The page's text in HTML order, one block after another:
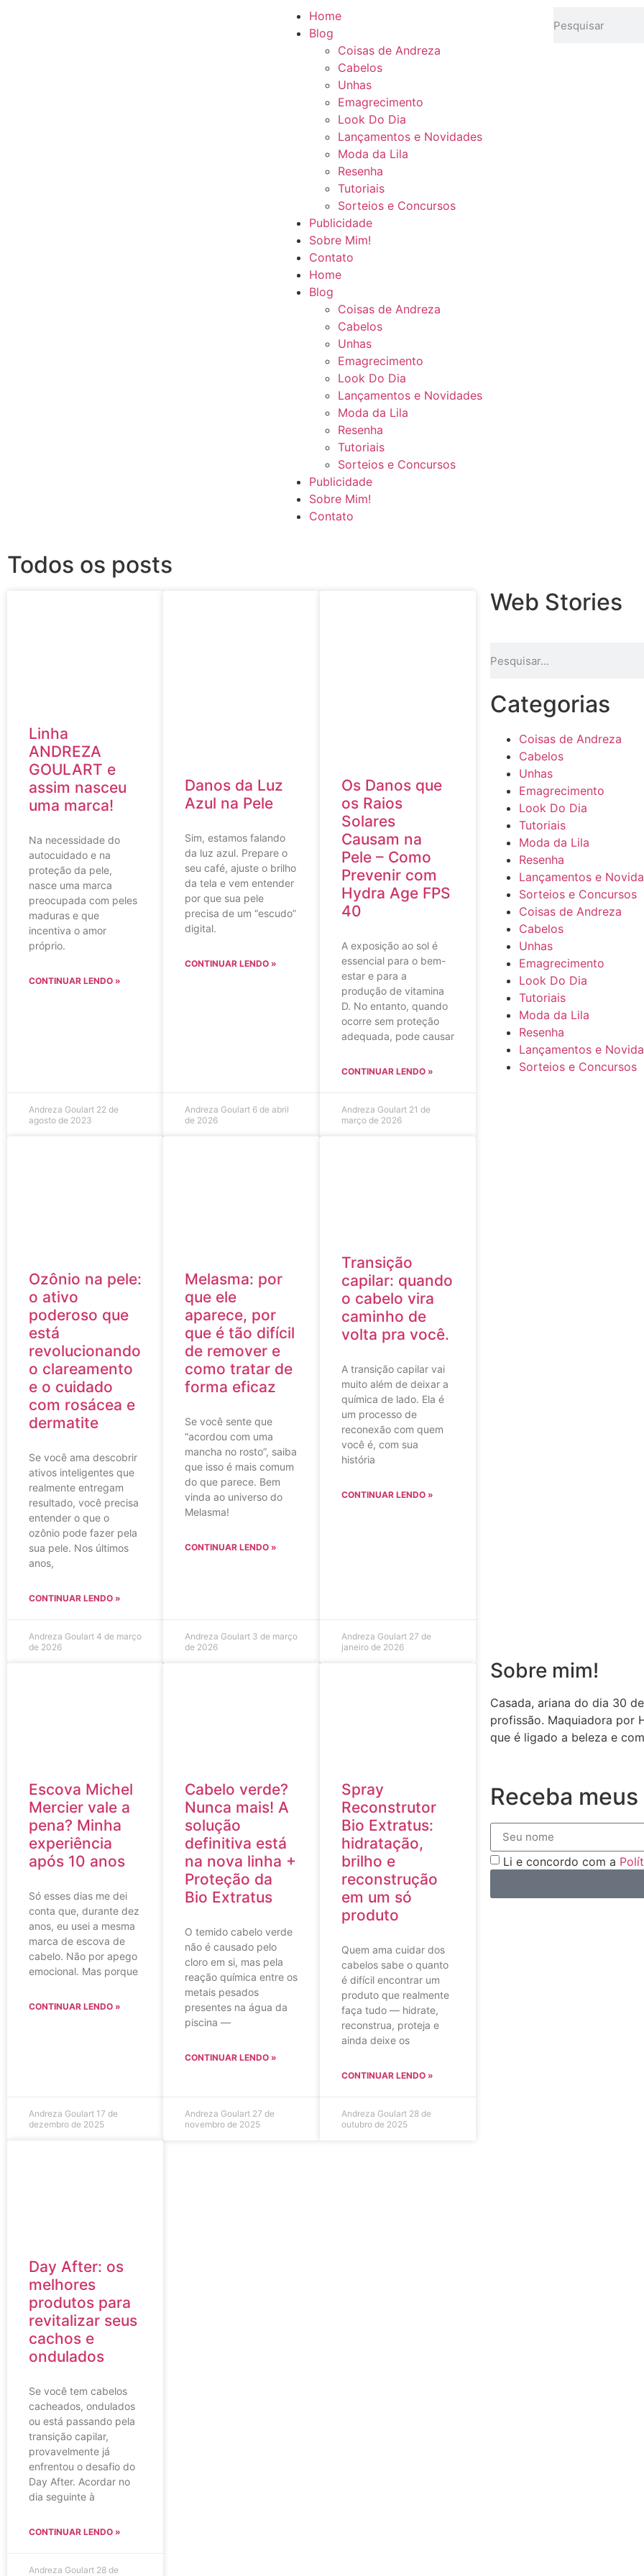
Home
Blog
Coisas de Andreza
Cabelos
Unhas
Emagrecimento
Look Do Dia
Lançamentos e Novidades
Moda da Lila
Resenha
Tutoriais
Sorteios e Concursos
Publicidade
Sobre Mim!
Contato
Home
Blog
Coisas de Andreza
Cabelos
Unhas
Emagrecimento
Look Do Dia
Lançamentos e Novidades
Moda da Lila
Resenha
Tutoriais
Sorteios e Concursos
Publicidade
Sobre Mim!
Contato
Todos os posts
Linha
ANDREZA
GOULART e
assim nasceu
uma marca!
Na necessidade do
autocuidado e na
proteção da pele,
nasce uma marca
preocupada com peles
maduras e que
incentiva o amor
próprio.
CONTINUAR LENDO »
Andreza Goulart 22 de
agosto de 2023
Danos da Luz
Azul na Pele
Sim, estamos falando
da luz azul. Prepare o
seu café, ajuste o brilho
da tela e vem entender
por que sua pele
precisa de um “escudo”
digital.
CONTINUAR LENDO »
Andreza Goulart 6 de abril
de 2026
Os Danos que
os Raios
Solares
Causam na
Pele – Como
Prevenir com
Hydra Age FPS
40
A exposição ao sol é
essencial para o bem-
estar e para a
produção de vitamina
D. No entanto, quando
ocorre sem proteção
adequada, pode causar
CONTINUAR LENDO »
Andreza Goulart 21 de
março de 2026
Ozônio na pele:
o ativo
poderoso que
está
revolucionando
o clareamento
e o cuidado
com rosácea e
dermatite
Se você ama descobrir
ativos inteligentes que
realmente entregam
resultado, você precisa
entender o que o
ozônio pode fazer pela
sua pele. Nos últimos
anos,
CONTINUAR LENDO »
Andreza Goulart 4 de março
de 2026
Melasma: por
que ele
aparece, por
que é tão difícil
de remover e
como tratar de
forma eficaz
Se você sente que
“acordou com uma
mancha no rosto”, saiba
que isso é mais comum
do que parece. Bem
vinda ao universo do
Melasma!
CONTINUAR LENDO »
Andreza Goulart 3 de março
de 2026
Transição
capilar: quando
o cabelo vira
caminho de
volta pra você.
A transição capilar vai
muito além de deixar a
química de lado. Ela é
um processo de
reconexão com quem
você é, com sua
história
CONTINUAR LENDO »
Andreza Goulart 27 de
janeiro de 2026
Escova Michel
Mercier vale a
pena? Minha
experiência
após 10 anos
Só esses dias me dei
conta que, durante dez
anos, eu usei a mesma
marca de escova de
cabelo. Não por apego
emocional. Mas porque
CONTINUAR LENDO »
Andreza Goulart 17 de
dezembro de 2025
Cabelo verde?
Nunca mais! A
solução
definitiva está
na nova linha +
Proteção da
Bio Extratus
O temido cabelo verde
não é causado pelo
cloro em si, mas pela
reação química entre os
metais pesados
presentes na água da
piscina —
CONTINUAR LENDO »
Andreza Goulart 27 de
novembro de 2025
Spray
Reconstrutor
Bio Extratus:
hidratação,
brilho e
reconstrução
em um só
produto
Quem ama cuidar dos
cabelos sabe o quanto
é difícil encontrar um
produto que realmente
faça tudo — hidrate,
reconstrua, proteja e
ainda deixe os
CONTINUAR LENDO »
Andreza Goulart 28 de
outubro de 2025
Day After: os
melhores
produtos para
revitalizar seus
cachos e
ondulados
Se você tem cabelos
cacheados, ondulados
ou está passando pela
transição capilar,
provavelmente já
enfrentou o desafio do
Day After. Acordar no
dia seguinte à
CONTINUAR LENDO »
Andreza Goulart 28 de
Web Stories
Categorias
Coisas de Andreza
Cabelos
Unhas
Emagrecimento
Look Do Dia
Tutoriais
Moda da Lila
Resenha
Lançamentos e
Sorteios e Concursos
Coisas de Andreza
Cabelos
Unhas
Emagrecimento
Look Do Dia
Tutoriais
Moda da Lila
Resenha
Lançamentos e
Sorteios e Concursos
Sobre mim!
Casada, ariana do dia 30
profissão. Maquiadora por
que é ligado a beleza e
Receba
Li e concordo com a